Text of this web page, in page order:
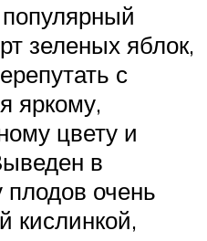
зеленых яблок,
с
яркому,
цвету и
в
плодов очень
кислинкой,